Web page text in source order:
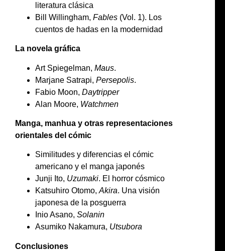
literatura clásica
Bill Willingham, Fables (Vol. 1). Los
cuentos de hadas en la modernidad
La novela gráfica
Art Spiegelman, Maus.
Marjane Satrapi, Persepolis.
Fabio Moon, Daytripper
Alan Moore, Watchmen
Manga, manhua y otras representaciones
orientales del cómic
Similitudes y diferencias el cómic
americano y el manga japonés
Junji Ito, Uzumaki. El horror cósmico
Katsuhiro Otomo, Akira. Una visión
japonesa de la posguerra
Inio Asano, Solanin
Asumiko Nakamura, Utsubora
Conclusiones